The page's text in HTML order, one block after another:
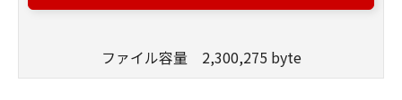
がないこと、その他本ソフトウェアに関し
ファイル容量 2,300,275 byte